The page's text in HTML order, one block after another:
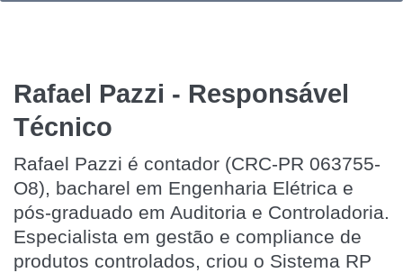
Rafael Pazzi - Responsável
Técnico
Rafael Pazzi é contador (CRC-PR 063755-
O8), bacharel em Engenharia Elétrica e
pós-graduado em Auditoria e Controladoria.
Especialista em gestão e compliance de
produtos controlados, criou o Sistema RP